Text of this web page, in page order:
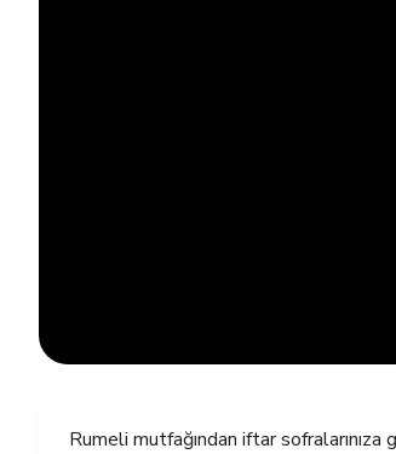
Rumeli mutfağından iftar